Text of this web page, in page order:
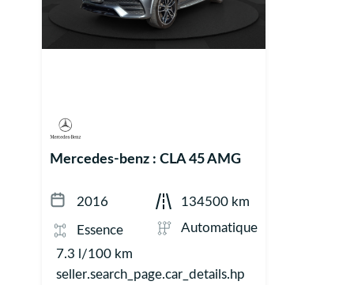
Mercedes-benz : CLA 45 AMG
2016 134500 km
Essence
Automatique
7.3 l/100 km
seller.search_page.car_details.hp